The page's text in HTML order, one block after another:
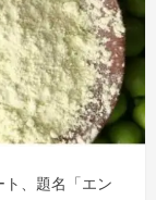
、題名「エン